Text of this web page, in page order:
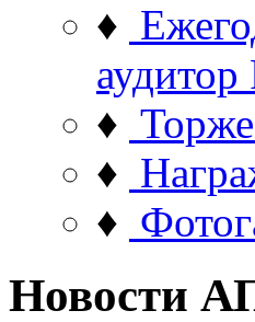
♦
♦
♦
♦
Новости